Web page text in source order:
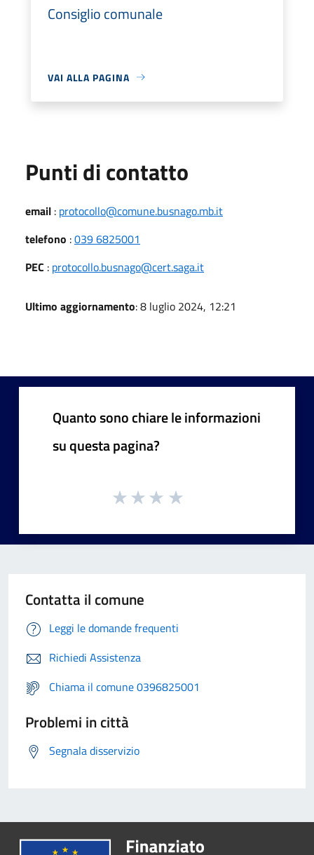
Consiglio comunale
VAI ALLA PAGINA
Punti di contatto
email : protocollo@comune.busnago.mb.it
telefono :039 6825001
PEC : protocollo.busnago@cert.saga.it
Ultimo aggiornamento: 8 luglio 2024, 12:21
Quanto sono chiare le informazioni
su questa pagina?
Contatta il comune
Leggi le domande frequenti
Richiedi Assistenza
Chiama il comune 0396825001
Problemi in città
Segnala disservizio